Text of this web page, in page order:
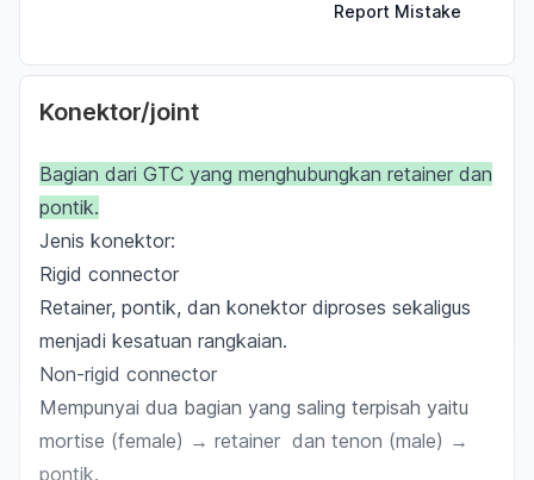
Report Mistake
Konektor/joint
Bagian dari GTC yang menghubungkan retainer dan
pontik.
Jenis konektor:
Rigid connector
Retainer, pontik, dan konektor diproses sekaligus
menjadi kesatuan rangkaian.
Non-rigid connector
Mempunyai dua bagian yang saling terpisah yaitu
mortise (female) → retainer dan tenon (male) →
pontik.